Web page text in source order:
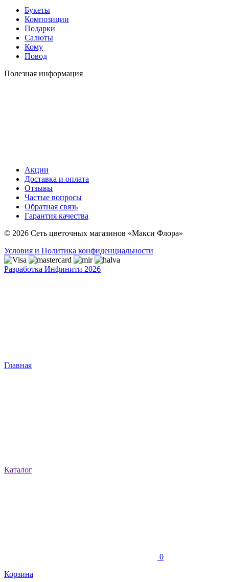
Букеты
Композиции
Подарки
Салюты
Кому
Повод
Полезная информация
Акции
Доставка и оплата
Отзывы
Частые вопросы
Обратная связь
Гарантия качества
© 2026 Сеть цветочных магазинов «Макси Флора»
Условия и Политика конфиденциальности
Разработка Инфинити 2026
Главная
Каталог
0
Корзина